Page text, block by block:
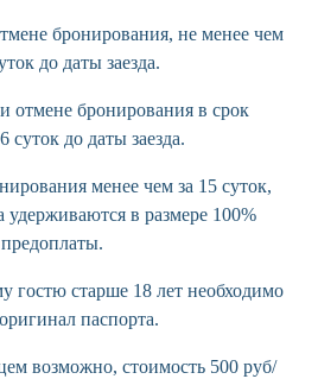
бронирования, не менее чем
до даты заезда.
отмене бронирования в срок
суток до даты заезда.
менее чем за 15 суток,
удерживаются в размере 100%
предоплаты.
гостю старше 18 лет необходимо
паспорта.
возможно, стоимость 500 руб/